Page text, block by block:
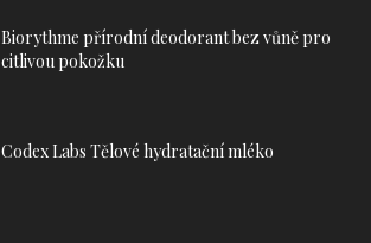
Biorythme přírodní deodorant bez vůně pro
citlivou pokožku
Codex Labs Tělové hydratační mléko